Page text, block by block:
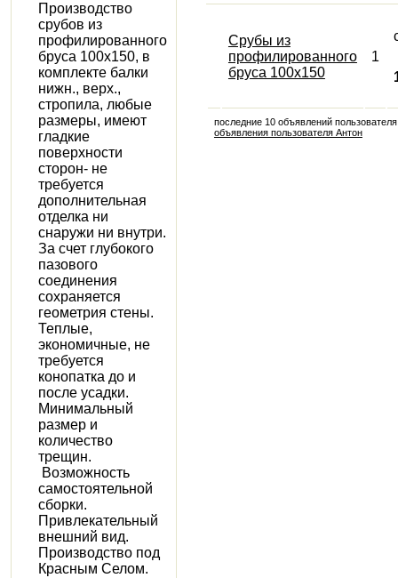
Производство
срубов из
профилированного
бруса 100х150, в
комплекте балки
нижн., верх.,
стропила, любые
размеры, имеют
гладкие
поверхности
сторон- не
требуется
дополнительная
отделка ни
снаружи ни внутри.
За счет глубокого
пазового
соединения
сохраняется
геометрия стены.
Теплые,
экономичные, не
требуется
конопатка до и
после усадки.
Минимальный
размер и
количество
трещин.
Возможность
самостоятельной
сборки.
Привлекательный
внешний вид.
Производство под
Красным Селом.
Срубы из
профилированного
бруса 100х150
1
последние 10 объявлений
объявления пользователя Антон